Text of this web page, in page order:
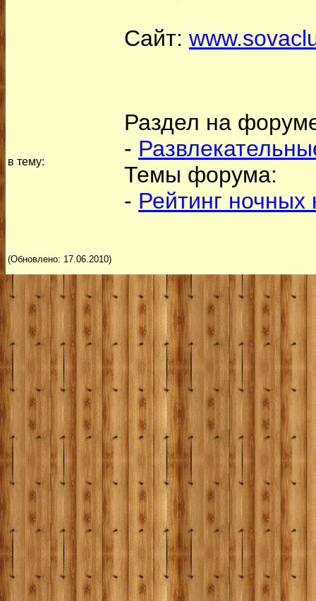
Сайт:
в тему:
Раздел на
-
Темы форума:
- Рейтинг ночных
(Обновлено: 17.06.2010)